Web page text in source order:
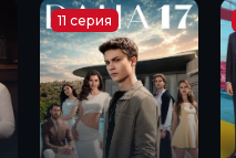
11 серия